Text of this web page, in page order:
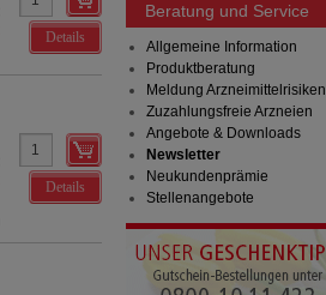
Details
Details
Beratung und Service
Allgemeine Information
Produktberatung
Meldung Arzneimittelrisiken
Zuzahlungsfreie Arzneien
Angebote & Downloads
Newsletter
Neukundenprämie
Stellenangebote